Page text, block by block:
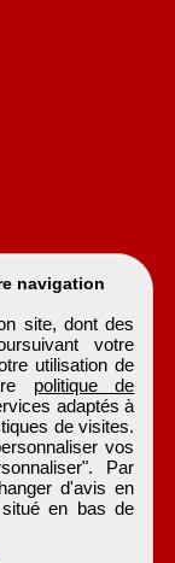
navigation
site, dont des
votre
utilisation de
politique de
adaptés à
de visites.
vos
Par
d'avis en
en bas de